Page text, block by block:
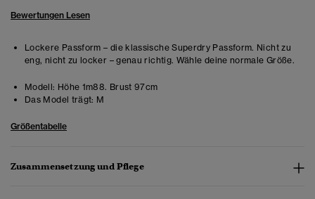
Bewertungen Lesen
Lockere Passform – die klassische Superdry Passform. Nicht zu
eng, nicht zu locker – genau richtig. Wähle deine normale Größe.
Modell: Höhe 1m88. Brust 97cm
Das Model trägt: M
Größentabelle
Zusammensetzung und Pflege